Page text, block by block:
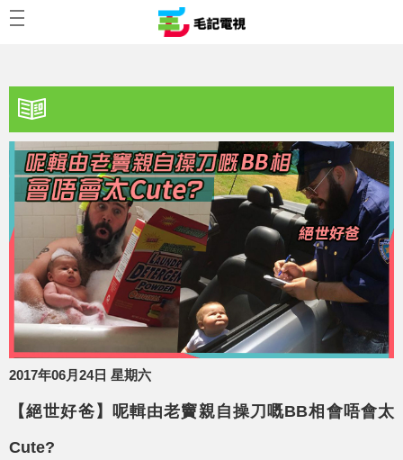
2017年06月24日 星期六
【絕世好爸】呢輯由老竇親自操刀嘅BB相會唔會太
Cute?